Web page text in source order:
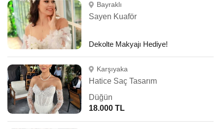
Bayraklı
Sayen Kuaför
Dekolte Makyajı Hediye!
Karşıyaka
Hatice Saç Tasarım
Düğün
18.000 TL